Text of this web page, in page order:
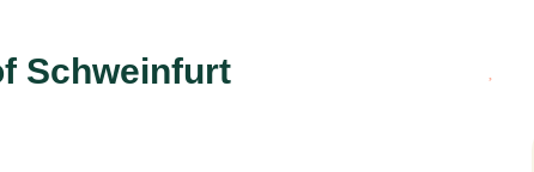
Schweinfurt